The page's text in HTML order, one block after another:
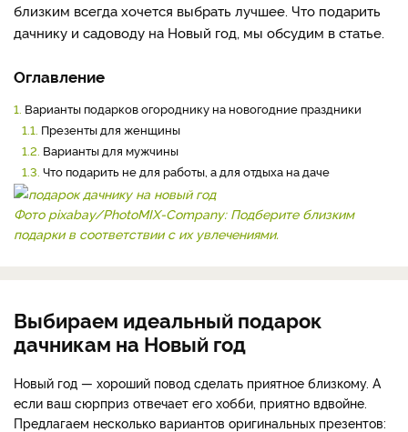
близким всегда хочется выбрать лучшее. Что подарить
дачнику и садоводу на Новый год, мы обсудим в статье.
Оглавление
1. Варианты подарков огороднику на новогодние праздники
1.1. Презенты для женщины
1.2. Варианты для мужчины
1.3. Что подарить не для работы, а для отдыха на даче
Фото pixabay/PhotoMIX-Company: Подберите близким
подарки в соответствии с их увлечениями.
Выбираем идеальный подарок
дачникам на Новый год
Новый год — хороший повод сделать приятное близкому. А
если ваш сюрприз отвечает его хобби, приятно вдвойне.
Предлагаем несколько вариантов оригинальных презентов: